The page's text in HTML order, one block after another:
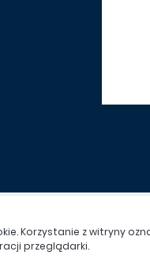
Korzystanie z witryny
przeglądarki.